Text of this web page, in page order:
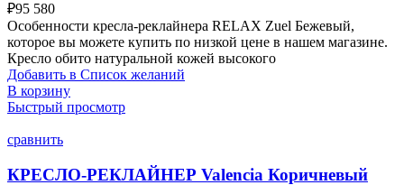
₽95 580
Особенности кресла-реклайнера RELAX Zuel Бежевый,
которое вы можете купить по низкой цене в нашем магазине.
Кресло обито натуральной кожей высокого
Добавить в Список желаний
В корзину
Быстрый просмотр
сравнить
КРЕСЛО-РЕКЛАЙНЕР Valencia Коричневый